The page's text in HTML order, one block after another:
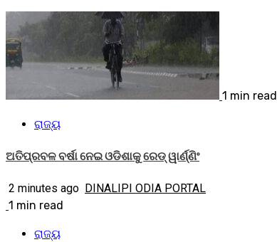
1 min read
ରାଜ୍ୟ
ଅତିପ୍ରବଳ ବର୍ଷା ନେଇ ଓଡିଶାକୁ ରେଡ୍ ୱାର୍ଣ୍ଣିଂ
2 minutes ago DINALIPI ODIA PORTAL
1 min read
ରାଜ୍ୟ